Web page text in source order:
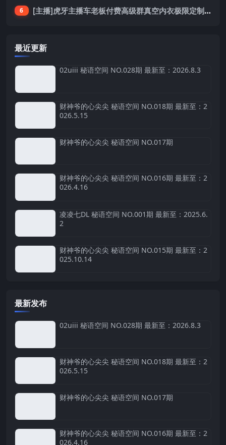
6 [主播]虎牙主播车老板付费高级群真空内衣极限定制8分19
最近更新
02uiii 秘语空间 NO.028期 最新至：2026.8.3
财神爷的心尖尖 秘语空间 NO.018期 最新至：2
026.5.15
财神爷的心尖尖 秘语空间 NO.017期
财神爷的心尖尖 秘语空间 NO.016期 最新至：2
026.4.16
凌凌七DL 秘语空间 NO.001期 最新至：2025.6.
2
财神爷的心尖尖 秘语空间 NO.015期 最新至：2
025.10.14
最新发布
02uiii 秘语空间 NO.028期 最新至：2026.8.3
财神爷的心尖尖 秘语空间 NO.018期 最新至：2
026.5.15
财神爷的心尖尖 秘语空间 NO.017期
财神爷的心尖尖 秘语空间 NO.016期 最新至：2
026.4.16